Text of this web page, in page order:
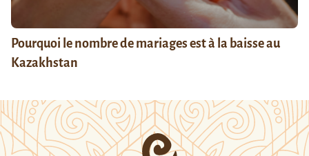
Pourquoi le nombre de mariages est à la baisse au
Kazakhstan